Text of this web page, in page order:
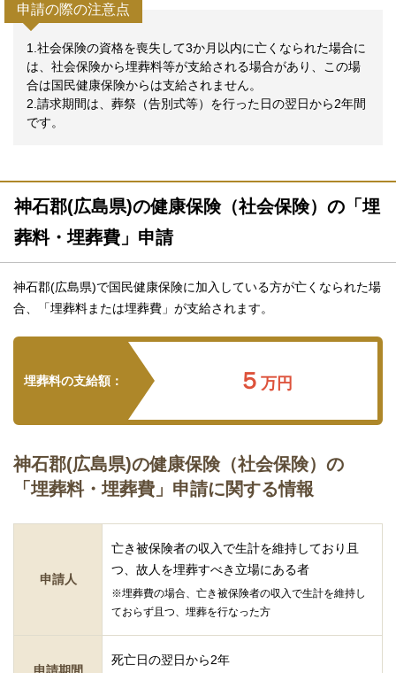
申請の際の注意点
1.社会保険の資格を喪失して3か月以内に亡くなられた場合に
は、社会保険から埋葬料等が支給される場合があり、この場
合は国民健康保険からは支給されません。
2.請求期間は、葬祭（告別式等）を行った日の翌日から2年間
です。
神石郡(広島県)の健康保険（社会保険）の「埋
葬料・埋葬費」申請
神石郡(広島県)で国民健康保険に加入している方が亡くなられた場
合、「埋葬料または埋葬費」が支給されます。
埋葬料の支給額： ５万円
神石郡(広島県)の健康保険（社会保険）の
「埋葬料・埋葬費」申請に関する情報
申請人
亡き被保険者の収入で生計を維持しており且
つ、故人を埋葬すべき立場にある者
※埋葬費の場合、亡き被保険者の収入で生計を維持し
ておらず且つ、埋葬を行なった方
死亡日の翌日から2年